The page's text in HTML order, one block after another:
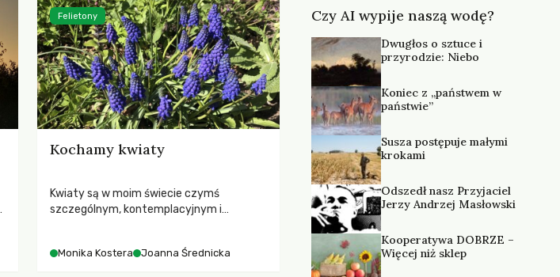
Kochamy kwiaty
Kwiaty są w moim świecie czymś
szczególnym, kontemplacyjnym i
kochasz kwiaty?
Monika Kostera Joanna Średnicka
Felietony Czy AI wypije naszą wodę?
Dwugłos o sztuce i
przyrodzie: Niebo
Koniec z „państwem w
państwie”
Susza postępuje małymi
krokami
Odszedł nasz Przyjaciel
Jerzy Andrzej Masłowski
Kooperatywa DOBRZE –
Więcej niż sklep